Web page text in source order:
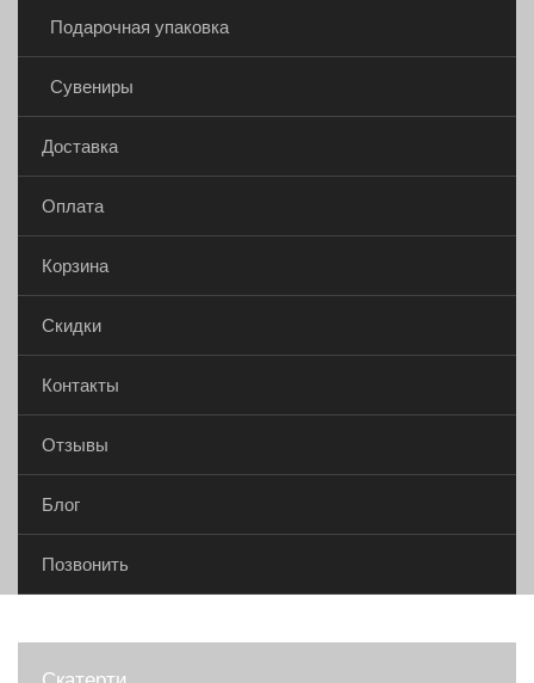
Подарочная упаковка
Сувениры
Доставка
Оплата
Корзина
Скидки
Контакты
Отзывы
Блог
Позвонить